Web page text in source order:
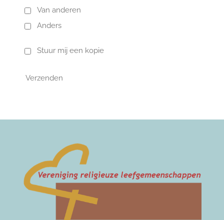
Van anderen
Anders
Stuur mij een kopie
Verzenden